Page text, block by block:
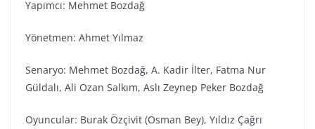
Yapımcı: Mehmet Bozdağ
Yönetmen: Ahmet Yılmaz
Senaryo: Mehmet Bozdağ, A. Kadir İlter, Fatma Nur
Güldalı, Ali Ozan Salkım, Aslı Zeynep Peker Bozdağ
Oyuncular: Burak Özçivit (Osman Bey), Yıldız Çağrı